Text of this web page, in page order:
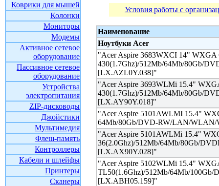
Коврики для мышей
Колонки
Мониторы
Модемы
Активное сетевое
оборудование
Пассивное сетевое
оборудование
Устройства
электропитания
ZIP-дисководы
Джойстики
Мультимедия
Флеш-память
Контроллеры
Кабели и шлейфы
Принтеры
Сканеры
Условия работы с
Наименование
Ноутбуки Acer
"Acer Aspire 3683WXCI 14" WXGA
430(1.7Ghz)/512Mb/64Mb/80Gb/
[LX.AZL0Y.038]"
"Acer Aspire 3693WLMi 15.4"
430(1.7Ghz)/512Mb/64Mb/80Gb/
[LX.AY90Y.018]"
"Acer Aspire 5101AWLMI 15.4"
64Mb/80Gb/DVD-RW/LAN/
"Acer Aspire 5101AWLMi 15.4"
36(2.0Ghz)/512Mb/64Mb/80Gb/
[LX.AX90Y.028]"
"Acer Aspire 5102WLMi 15.4"
TL50(1.6Ghz)/512Mb/64Mb/
[LX.ABH05.159]"